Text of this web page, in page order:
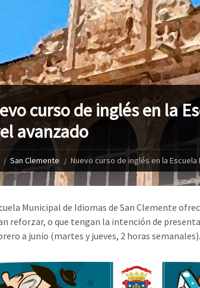
curso de inglés en la
avanzado
San Clemente Nuevo curso de inglés en la
Municipal de Idiomas de San Clemente
reforzar, o que tengan la intención de
a junio (martes y jueves, 2 horas